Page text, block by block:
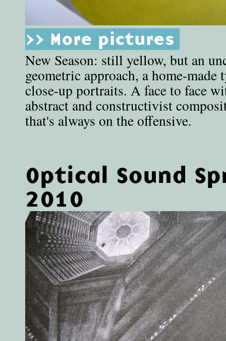
>> More pictures
New Season: still yellow, but an
geometric approach, a home-made
close-up portraits. A face to face
abstract and constructivist
that's always on the offensive.
Optical Sound
2010